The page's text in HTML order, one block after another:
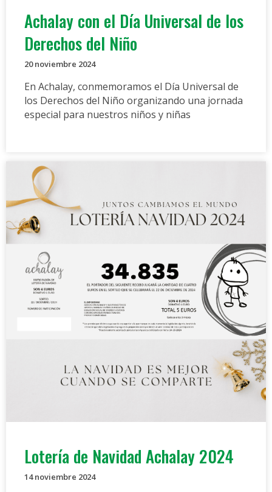
Achalay con el Día Universal de los
Derechos del Niño
20 noviembre 2024
En Achalay, conmemoramos el Día Universal de
los Derechos del Niño organizando una jornada
especial para nuestros niños y niñas
Lotería de Navidad Achalay 2024
14 noviembre 2024